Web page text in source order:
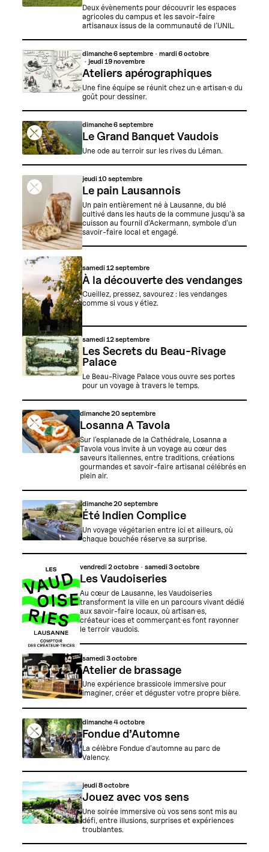
Deux évènements pour découvrir les espaces
agricoles du campus et les savoir-faire
artisanaux issus de la communauté de l’UNIL.
dimanche6 septembre mardi6 octobre
jeudi19 novembre
Ateliers apérographiques
Une fine équipe se réunit chez un·e artisan·e du
goût pour dessiner.
dimanche6 septembre
Le Grand Banquet Vaudois
Une ode au terroir sur les rives du Léman.
jeudi10 septembre
Le pain Lausannois
Un pain entièrement né à Lausanne, du blé
cultivé dans les hauts de la commune jusqu’à sa
cuisson au fournil d’Ackermann, symbole d’un
savoir-faire local et engagé.
samedi12 septembre
À la découverte des vendanges
Cueillez, pressez, savourez : les vendanges
comme si vous y étiez.
samedi12 septembre
Les Secrets du Beau-Rivage
Palace
Le Beau-Rivage Palace vous ouvre ses portes
pour un voyage à travers le temps.
dimanche20 septembre
Losanna A Tavola
Sur l’esplanade de la Cathédrale, Losanna a
Tavola vous invite à un voyage au cœur des
saveurs italiennes, entre traditions, créations
gourmandes et savoir-faire artisanal célébrés en
plein air.
dimanche20 septembre
Été Indien Complice
Un voyage végétarien entre ici et ailleurs, où
chaque bouchée réserve sa surprise.
vendredi2 octobre samedi3 octobre
Les Vaudoiseries
Au cœur de Lausanne, les Vaudoiseries
transforment la ville en un parcours vivant dédié
aux savoir-faire locaux, où artisan·es,
créateur·ices et commerçant·es font rayonner
le terroir vaudois.
samedi3 octobre
Atelier de brassage
Une expérience brassicole immersive pour
imaginer, créer et déguster votre propre bière.
dimanche4 octobre
Fondue d’Automne
La célèbre Fondue d’automne au parc de
Valency.
jeudi8 octobre
Jouez avec vos sens
Une soirée immersive où vos sens sont mis au
défi, entre illusions, surprises et expériences
troublantes.